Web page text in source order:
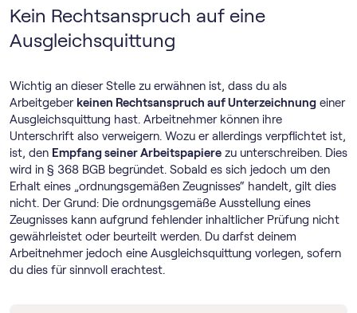
Kein Rechtsanspruch auf eine
Ausgleichsquittung
Wichtig an dieser Stelle zu erwähnen ist, dass du als
Arbeitgeber keinen Rechtsanspruch auf Unterzeichnung einer
Ausgleichsquittung hast. Arbeitnehmer können ihre
Unterschrift also verweigern. Wozu er allerdings verpflichtet ist,
ist, den Empfang seiner Arbeitspapiere zu unterschreiben. Dies
wird in § 368 BGB begründet. Sobald es sich jedoch um den
Erhalt eines „ordnungsgemäßen Zeugnisses“ handelt, gilt dies
nicht. Der Grund: Die ordnungsgemäße Ausstellung eines
Zeugnisses kann aufgrund fehlender inhaltlicher Prüfung nicht
gewährleistet oder beurteilt werden. Du darfst deinem
Arbeitnehmer jedoch eine Ausgleichsquittung vorlegen, sofern
du dies für sinnvoll erachtest.